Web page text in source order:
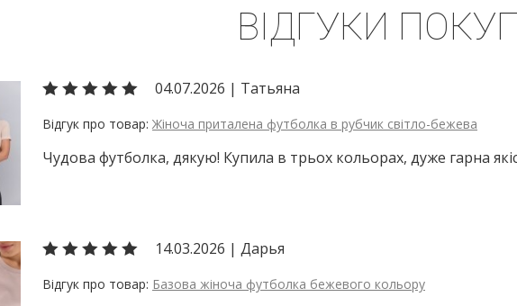
ВІДГУКИ
04.07.2026 | Татьяна
Жіноча приталена футболка в рубчик світло-бежева
Чудова футболка, дякую! Купила в трьох кольорах, дуже гарна
14.03.2026 | Дарья
Базова жіноча футболка бежевого кольору